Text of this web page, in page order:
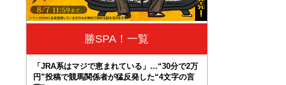
勝SPA！一覧
「JRA系はマジで恵まれている」…“30分で2万
円”投稿で競馬関係者が猛反発した“4文字の言